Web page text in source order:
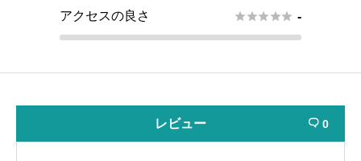
アクセスの良さ  -
レビュー  0